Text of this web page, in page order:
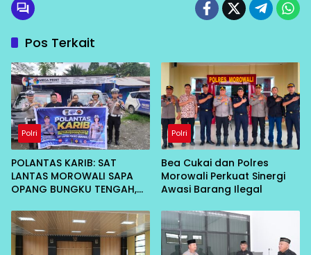
Pos Terkait
Polri
POLANTAS KARIB: SAT
LANTAS MOROWALI SAPA
OPANG BUNGKU TENGAH,
Polri
Bea Cukai dan Polres
Morowali Perkuat Sinergi
Awasi Barang Ilegal